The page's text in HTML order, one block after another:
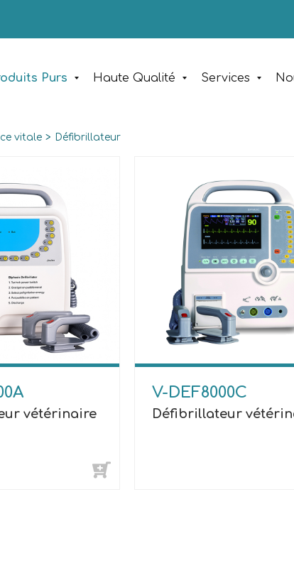
Purs Haute Qualité Services
vitale > Défibrillateur
vétérinaire
V-DEF8000C
Défibrillateur